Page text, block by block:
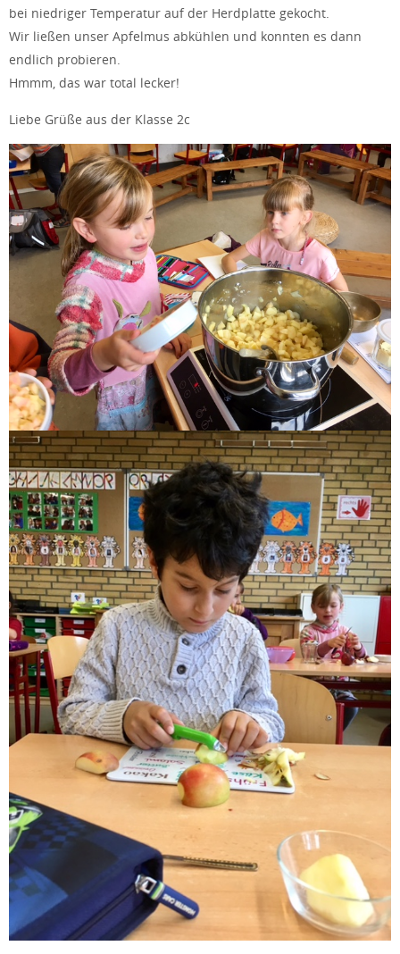
bei niedriger Temperatur auf der Herdplatte gekocht.
Wir ließen unser Apfelmus abkühlen und konnten es dann
endlich probieren.
Hmmm, das war total lecker!
Liebe Grüße aus der Klasse 2c